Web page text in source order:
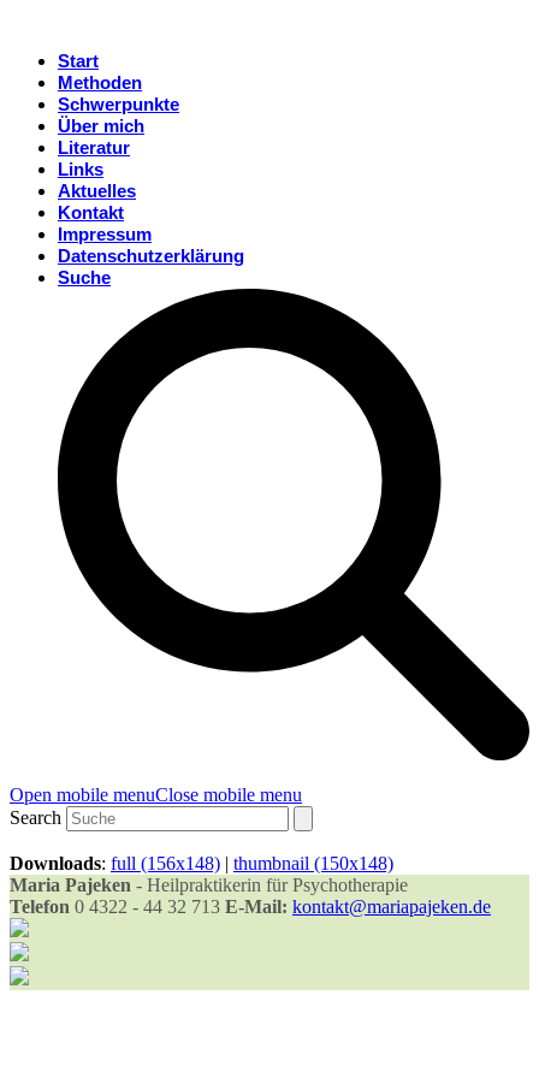
Start
Methoden
Schwerpunkte
Über mich
Literatur
Links
Aktuelles
Kontakt
Impressum
Datenschutzerklärung
Suche
Open mobile menuClose mobile menu
Search
Downloads: full (156x148) | thumbnail (150x148)
Maria Pajeken - Heilpraktikerin für Psychotherapie
Telefon 0 4322 - 44 32 713 E-Mail: kontakt@mariapajeken.de